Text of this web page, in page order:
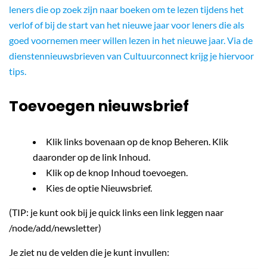
leners die op zoek zijn naar boeken om te lezen tijdens het
verlof of bij de start van het nieuwe jaar voor leners die als
goed voornemen meer willen lezen in het nieuwe jaar. Via de
dienstennieuwsbrieven van Cultuurconnect krijg je hiervoor
tips.
Toevoegen nieuwsbrief
Klik links bovenaan op de knop Beheren. Klik
daaronder op de link Inhoud.
Klik op de knop Inhoud toevoegen.
Kies de optie Nieuwsbrief.
(TIP: je kunt ook bij je quick links een link leggen naar
/node/add/newsletter)
Je ziet nu de velden die je kunt invullen: